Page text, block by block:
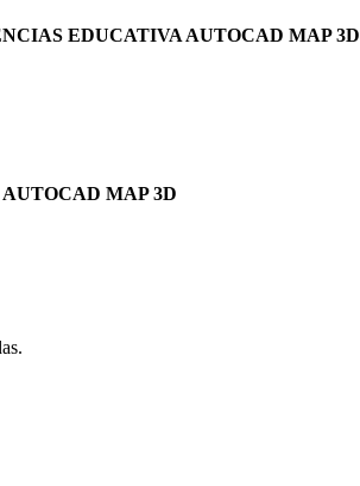
EDUCATIVA AUTOCAD MAP 3D
MAP 3D